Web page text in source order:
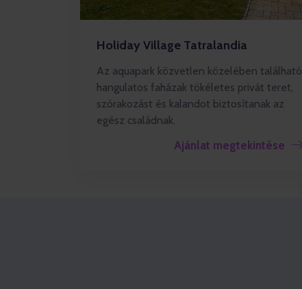
Holiday Village Tatralandia
Az aquapark közvetlen közelében található
hangulatos faházak tökéletes privát teret,
szórakozást és kalandot biztosítanak az
egész családnak.
Ajánlat megtekintése